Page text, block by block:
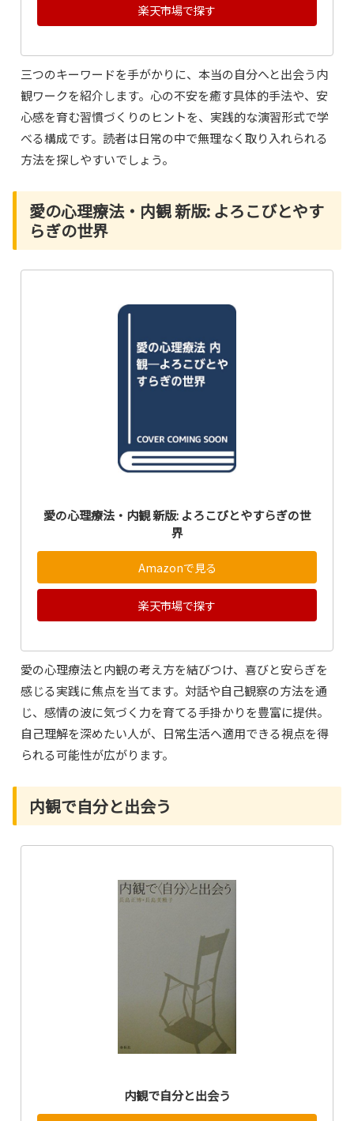
楽天市場で探す
三つのキーワードを手がかりに、本当の自分へと出会う内
観ワークを紹介します。心の不安を癒す具体的手法や、安
心感を育む習慣づくりのヒントを、実践的な演習形式で学
べる構成です。読者は日常の中で無理なく取り入れられる
方法を探しやすいでしょう。
愛の心理療法・内観 新版: よろこびとやす
らぎの世界
愛の心理療法・内観 新版: よろこびとやすらぎの世
界
Amazonで見る
楽天市場で探す
愛の心理療法と内観の考え方を結びつけ、喜びと安らぎを
感じる実践に焦点を当てます。対話や自己観察の方法を通
じ、感情の波に気づく力を育てる手掛かりを豊富に提供。
自己理解を深めたい人が、日常生活へ適用できる視点を得
られる可能性が広がります。
内観で自分と出会う
内観で自分と出会う